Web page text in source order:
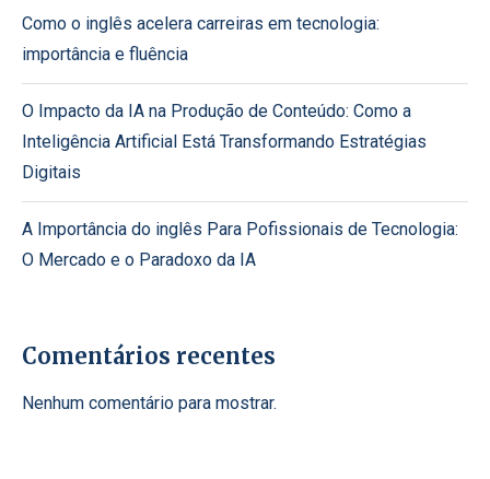
Como o inglês acelera carreiras em tecnologia:
importância e fluência
O Impacto da IA na Produção de Conteúdo: Como a
Inteligência Artificial Está Transformando Estratégias
Digitais
A Importância do inglês Para Pofissionais de Tecnologia:
O Mercado e o Paradoxo da IA
Comentários recentes
Nenhum comentário para mostrar.